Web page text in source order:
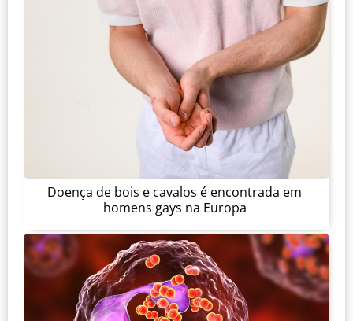
Doença de bois e cavalos é encontrada em
homens gays na Europa